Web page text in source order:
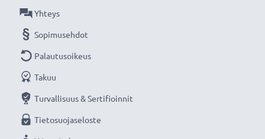
Olemme vuonna 2004 perustettu kansainvälinen
verkkokauppa, joka tarjoaa laadukkaita tuotteita, ja
siksi tarjoamme 36 kuukauden takuun!
Yhteys
Sopimusehdot
Palautusoikeus
Takuu
Turvallisuus & Sertifioinnit
Tietosuojaseloste